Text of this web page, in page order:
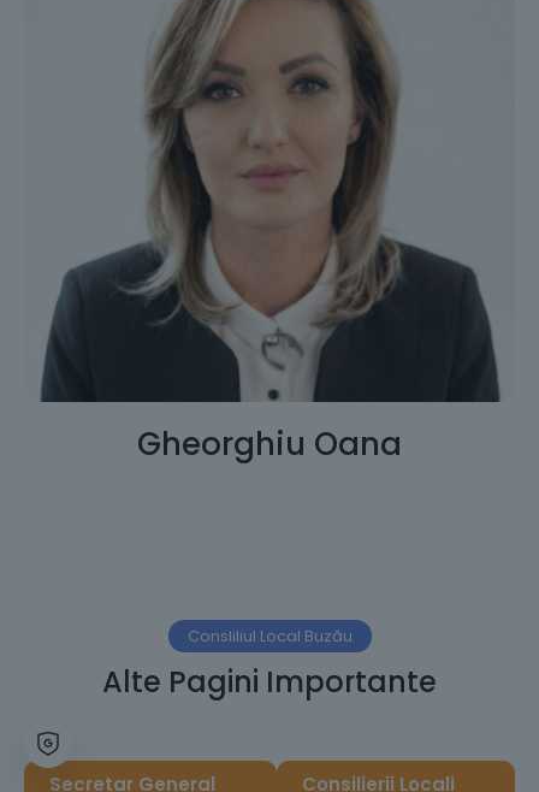
Gheorghiu Oana
Consliliul Local Buzău
Alte Pagini Importante
Secretar General Consilierii Locali